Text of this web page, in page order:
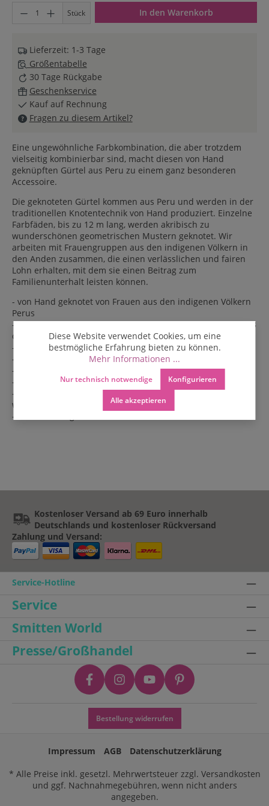
Produkt Anzahl: Gib den gewünschten Wert ein oder
Stück In den Warenkorb
Lieferzeit: 1-3 Tage
Größentabelle
30 Tage Rückgabe
Geschenkservice
Kauf auf Rechnung
Fragen zu diesem Artikel?
Eine ungewöhnliche Farbkombination, die aber trotzdem
vielseitig kombinierbar sind, macht diesen von Hand
geknüpften Gürtel aus Peru zu einem ganz besonderen
Accessoire.
Die geknoteten Gürtel kommen aus Peru und werden in der
traditionellen Knotentechnik von Hand produziert. Einzelne
Farbfäden, bis zu 12 m lang, werden akribisch zu
wunderschönen geometrischen Mustern geknotet. Wir
arbeiten mit Frauengruppen aus den indigenen Völkern in
den Anden zusammen, die einen verlässlichen und fairen
Lohn erhalten, mit dem sie einen Beitrag zum
Familienunterhalt leisten können.
- von Hand geknotet von Frauen aus den indigenen Völkern
Perus
- drei Größen: S = ca. 73 cm lang, M = ca. 83 cm lang, L ca. 93
cm lang
- Breite: ca. 3 - 3,3 cm
- erhältlich in vielen Farbkombinationen
- aus Nylonfäden
- Pflege: Trocken reinigen
- Unisex Gürtel - kann von Frauen und Männer getragen
werden
- auch als Golfgürtel beliebt
Kostenloser Versand ab 69 Euro innerhalb
Deutschlands und kostenloser Rückversand
Zahlung und Versand:
Service-Hotline
Service
Smitten World
Presse/Großhandel
Bestellung widerrufen
Impressum AGB
Datenschutzerklärung
* Alle Preise inkl. gesetzl. Mehrwertsteuer zzgl. Versandkosten
und ggf. Nachnahmegebühren, wenn nicht anders
angegeben.
Diese Website verwendet Cookies, um eine
bestmögliche Erfahrung bieten zu können.
Mehr Informationen ...
Nur technisch notwendige Konfigurieren
Alle akzeptieren